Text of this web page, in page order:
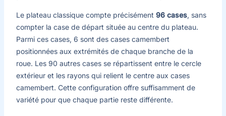
Le plateau classique compte précisément 96 cases, sans
compter la case de départ située au centre du plateau.
Parmi ces cases, 6 sont des cases camembert
positionnées aux extrémités de chaque branche de la
roue. Les 90 autres cases se répartissent entre le cercle
extérieur et les rayons qui relient le centre aux cases
camembert. Cette configuration offre suffisamment de
variété pour que chaque partie reste différente.